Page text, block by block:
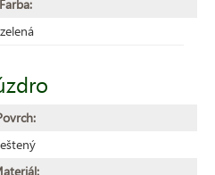
Farba:
zelená